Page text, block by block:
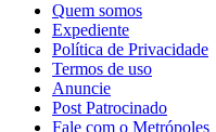
Quem somos
Expediente
Política de Privacidade
Termos de uso
Anuncie
Post Patrocinado
Fale com o Metrópoles